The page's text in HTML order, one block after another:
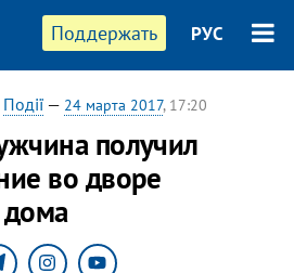
Поддержать РУС
Події— 24 марта 2017, 17:20
получил
во дворе
дома